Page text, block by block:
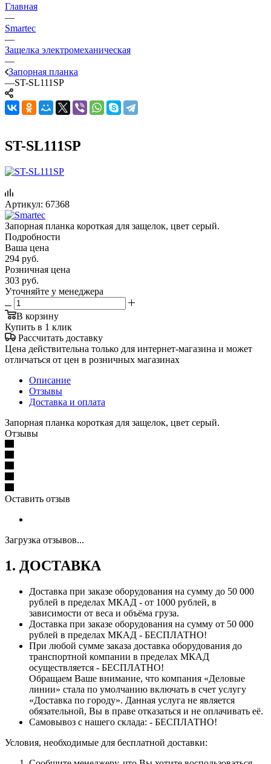
Главная
—
Smartec
—
Защелка электромеханическая
—
Запорная планка
—ST-SL111SP
ST-SL111SP
Артикул: 67368
Запорная планка короткая для защелок, цвет серый.
Подробности
Ваша цена
294 руб.
Розничная цена
303 руб.
Уточняйте у менеджера
В корзину
Купить в 1 клик
Рассчитать доставку
Цена действительна только для интернет-магазина и может
отличаться от цен в розничных магазинах
Описание
Отзывы
Доставка и оплата
Запорная планка короткая для защелок, цвет серый.
Отзывы
Оставить отзыв
Загрузка отзывов...
1. ДОСТАВКА
Доставка при заказе оборудования на сумму до 50 000
рублей в пределах МКАД - от 1000 рублей, в
зависимости от веса и объёма груза.
Доставка при заказе оборудования на сумму от 50 000
рублей в пределах МКАД - БЕСПЛАТНО!
При любой сумме заказа доставка оборудования до
транспортной компании в пределах МКАД
осуществляется - БЕСПЛАТНО!
Обращаем Ваше внимание, что компания «Деловые
линии» стала по умолчанию включать в счет услугу
«Доставка по городу». Данная услуга не является
обязательной, Вы в праве отказаться и не оплачивать её.
Самовывоз с нашего склада: - БЕСПЛАТНО!
Условия, необходимые для бесплатной доставки: